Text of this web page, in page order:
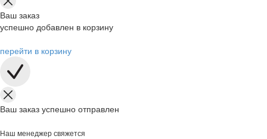
Ваш заказ
успешно добавлен в корзину
перейти в корзину
Ваш заказ успешно отправлен
Наш менеджер свяжется